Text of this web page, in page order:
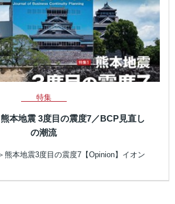
特集
本地震 3度目の震度7／BCP見直し
の潮流
熊本地震3度目の震度7【Opinion】イオン